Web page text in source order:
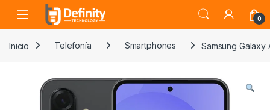
Skip to navigation
Skip to content
Open 0
Inicio Telefonía Smartphones Samsung Galaxy